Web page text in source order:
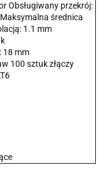
Obsługiwany przekrój:
średnica
1.1 mm
18 mm
100 sztuk złączy